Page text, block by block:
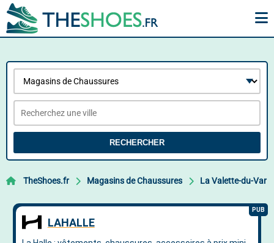
RECHERCHER
TheShoes.fr Magasins de Chaussures La Valette-du-Var